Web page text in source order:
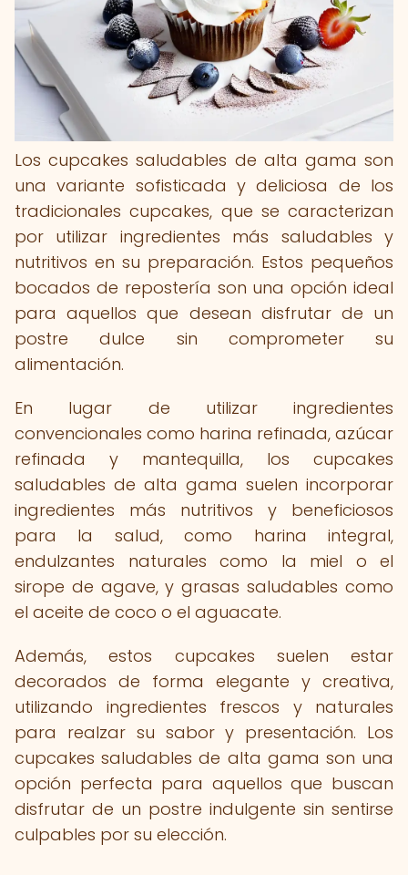
Los cupcakes saludables de alta gama son
una variante sofisticada y deliciosa de los
tradicionales cupcakes, que se caracterizan
por utilizar ingredientes más saludables y
nutritivos en su preparación. Estos pequeños
bocados de repostería son una opción ideal
para aquellos que desean disfrutar de un
postre dulce sin comprometer su
alimentación.
En lugar de utilizar ingredientes
convencionales como harina refinada, azúcar
refinada y mantequilla, los cupcakes
saludables de alta gama suelen incorporar
ingredientes más nutritivos y beneficiosos
para la salud, como harina integral,
endulzantes naturales como la miel o el
sirope de agave, y grasas saludables como
el aceite de coco o el aguacate.
Además, estos cupcakes suelen estar
decorados de forma elegante y creativa,
utilizando ingredientes frescos y naturales
para realzar su sabor y presentación. Los
cupcakes saludables de alta gama son una
opción perfecta para aquellos que buscan
disfrutar de un postre indulgente sin sentirse
culpables por su elección.